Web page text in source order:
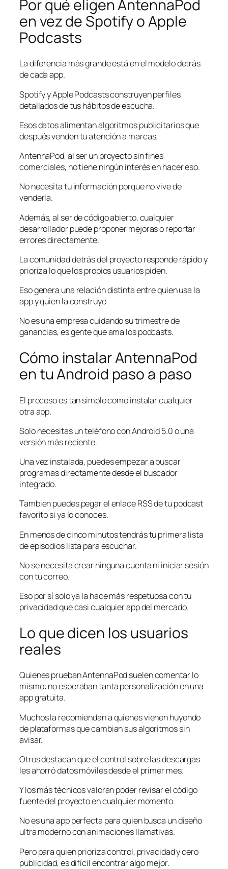
Por qué eligen AntennaPod
en vez de Spotify o Apple
Podcasts
La diferencia más grande está en el modelo detrás
de cada app.
Spotify y Apple Podcasts construyen perfiles
detallados de tus hábitos de escucha.
Esos datos alimentan algoritmos publicitarios que
después venden tu atención a marcas.
AntennaPod, al ser un proyecto sin fines
comerciales, no tiene ningún interés en hacer eso.
No necesita tu información porque no vive de
venderla.
Además, al ser de código abierto, cualquier
desarrollador puede proponer mejoras o reportar
errores directamente.
La comunidad detrás del proyecto responde rápido y
prioriza lo que los propios usuarios piden.
Eso genera una relación distinta entre quien usa la
app y quien la construye.
No es una empresa cuidando su trimestre de
ganancias, es gente que ama los podcasts.
Cómo instalar AntennaPod
en tu Android paso a paso
El proceso es tan simple como instalar cualquier
otra app.
Solo necesitas un teléfono con Android 5.0 o una
versión más reciente.
Una vez instalada, puedes empezar a buscar
programas directamente desde el buscador
integrado.
También puedes pegar el enlace RSS de tu podcast
favorito si ya lo conoces.
En menos de cinco minutos tendrás tu primera lista
de episodios lista para escuchar.
No se necesita crear ninguna cuenta ni iniciar sesión
con tu correo.
Eso por sí solo ya la hace más respetuosa con tu
privacidad que casi cualquier app del mercado.
Lo que dicen los usuarios
reales
Quienes prueban AntennaPod suelen comentar lo
mismo: no esperaban tanta personalización en una
app gratuita.
Muchos la recomiendan a quienes vienen huyendo
de plataformas que cambian sus algoritmos sin
avisar.
Otros destacan que el control sobre las descargas
les ahorró datos móviles desde el primer mes.
Y los más técnicos valoran poder revisar el código
fuente del proyecto en cualquier momento.
No es una app perfecta para quien busca un diseño
ultra moderno con animaciones llamativas.
Pero para quien prioriza control, privacidad y cero
publicidad, es difícil encontrar algo mejor.